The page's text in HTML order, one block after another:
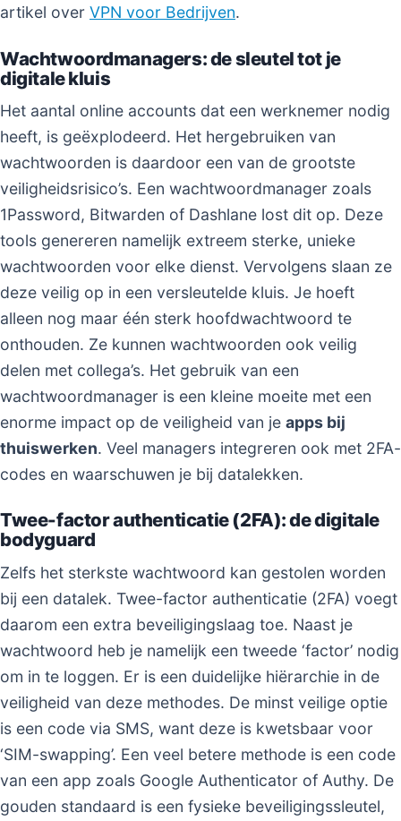
artikel over VPN voor Bedrijven.
Wachtwoordmanagers: de sleutel tot je
digitale kluis
Het aantal online accounts dat een werknemer nodig
heeft, is geëxplodeerd. Het hergebruiken van
wachtwoorden is daardoor een van de grootste
veiligheidsrisico’s. Een wachtwoordmanager zoals
1Password, Bitwarden of Dashlane lost dit op. Deze
tools genereren namelijk extreem sterke, unieke
wachtwoorden voor elke dienst. Vervolgens slaan ze
deze veilig op in een versleutelde kluis. Je hoeft
alleen nog maar één sterk hoofdwachtwoord te
onthouden. Ze kunnen wachtwoorden ook veilig
delen met collega’s. Het gebruik van een
wachtwoordmanager is een kleine moeite met een
enorme impact op de veiligheid van je apps bij
thuiswerken. Veel managers integreren ook met 2FA-
codes en waarschuwen je bij datalekken.
Twee-factor authenticatie (2FA): de digitale
bodyguard
Zelfs het sterkste wachtwoord kan gestolen worden
bij een datalek. Twee-factor authenticatie (2FA) voegt
daarom een extra beveiligingslaag toe. Naast je
wachtwoord heb je namelijk een tweede ‘factor’ nodig
om in te loggen. Er is een duidelijke hiërarchie in de
veiligheid van deze methodes. De minst veilige optie
is een code via SMS, want deze is kwetsbaar voor
‘SIM-swapping’. Een veel betere methode is een code
van een app zoals Google Authenticator of Authy. De
gouden standaard is een fysieke beveiligingssleutel,